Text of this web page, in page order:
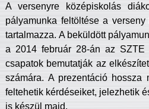
A versenyre középiskolás
pályamunka feltöltése a
tartalmazza. A beküldött
a 2014 február 28-án az SZTE
csapatok bemutatják az
számára. A prezentáció
feltehetik kérdéseiket, jelezhetik
is készül majd.